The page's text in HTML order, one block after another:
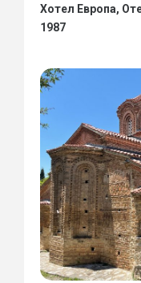
Хотел Европа,
1987